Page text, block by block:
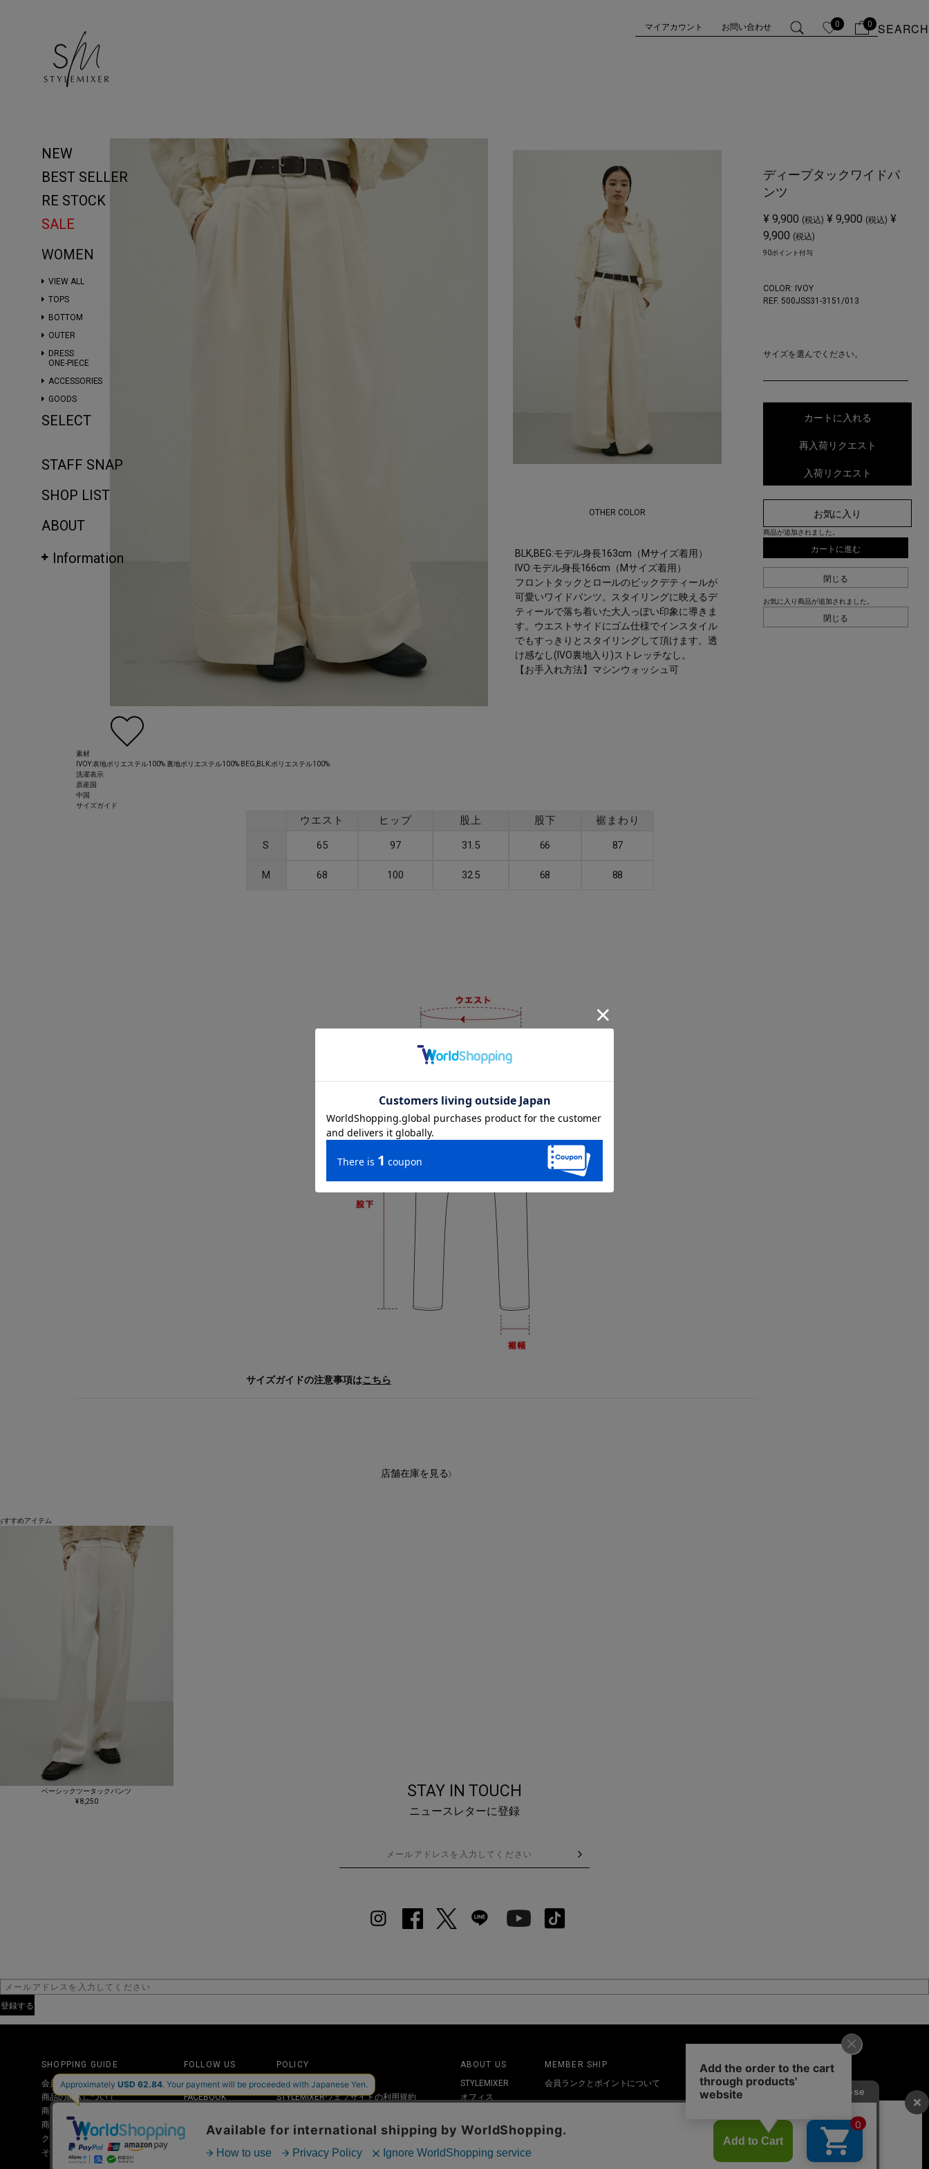
マイアカウント お問い合わせ 0 0 SEARCH
NEW
BEST SELLER
RE STOCK
SALE
WOMEN
VIEW ALL
TOPS
BOTTOM
OUTER
DRESS
ONE-PIECE
ACCESSORIES
GOODS
SELECT
STAFF SNAP
SHOP LIST
ABOUT
Information
ディープタックワイドパ
ンツ
¥ 9,900 (税込) ¥ 9,900 (税込) ¥
9,900 (税込)
90ポイント付与
COLOR: IVOY
REF. 500JSS31-3151/013
サイズを選んでください。
カートに入れる
再入荷リクエスト
入荷リクエスト
お気に入り
商品が追加されました。
カートに進む
閉じる
お気に入り商品が追加されました。
閉じる
OTHER COLOR
BLK,BEG:モデル身長163cm（Mサイズ着用）
IVO:モデル身長166cm（Mサイズ着用）
フロントタックとロールのビックデティールが
可愛いワイドパンツ。スタイリングに映えるデ
ティールで落ち着いた大人っぽい印象に導きま
す。ウエストサイドにゴム仕様でインスタイル
でもすっきりとスタイリングして頂けます。透
け感なし(IVO裏地入り)ストレッチなし。
【お手入れ方法】マシンウォッシュ可
素材
IVOY:表地ポリエステル100% 裏地ポリエステル100% BEG,BLK:ポリエステル100%
洗濯表示
原産国
中国
サイズガイド
ウエスト ヒップ 股上 股下
裾まわり
S
65 97 31.5 66 87
M 68 100 32.5 68 88
サイズガイドの注意事項はこちら
店舗在庫を見る
すすめアイテム
ベーシックツータックパンツ
¥ 8,250
STAY IN TOUCH
ニュースレターに登録
SHOPPING GUIDE
会員登録について
商品の購入について
商品のお届けについて
商品の返品・交換について
クーポンについて
その他お問い合わせについて
FOLLOW US
ニュースレター
FACEBOOK
X
LINE
POLICY
個人情報保護方針
STYLEMIXERウェブサイトの利用規約
ABOUT US
STYLEMIXER
オフィス
RECRUIT
MEMBER SHIP
会員ランクとポイントについて
(c) STYLEMIXER OFFICIAL WEB STORE all rights reserved.
新規会員登録キャンペーン開催！
8月31日（月）23：59まで